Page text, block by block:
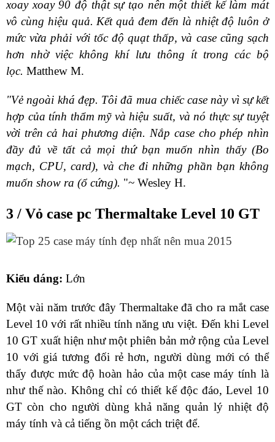
xoay xoay 90 độ thật sự tạo nên một thiết kế làm mát
vô cùng hiệu quả. Kết quả đem đến là nhiệt độ luôn ở
mức vừa phải với tốc độ quạt thấp, và case cũng sạch
hơn nhờ việc không khí lưu thông ít trong các bộ
lọc. Matthew M.
"Vẻ ngoài khá đẹp. Tôi đã mua chiếc case này vì sự kết
hợp của tính thẩm mỹ và hiệu suất, và nó thực sự tuyệt
vời trên cả hai phương diện. Nắp case cho phép nhìn
đầy đủ về tất cả mọi thứ bạn muốn nhìn thấy (Bo
mạch, CPU, card), và che đi những phần bạn không
muốn show ra (ổ cứng). "~ Wesley H.
3 / Vỏ case pc Thermaltake Level 10 GT
Kiểu dáng: Lớn
Một vài năm trước đây Thermaltake đã cho ra mắt case
Level 10 với rất nhiều tính năng ưu việt. Đến khi Level
10 GT xuất hiện như một phiên bản mở rộng của Level
10 với giá tương đối rẻ hơn, người dùng mới có thể
thấy được mức độ hoàn hảo của một case máy tính là
như thế nào. Không chỉ có thiết kế độc đáo, Level 10
GT còn cho người dùng khả năng quản lý nhiệt độ
máy tính và cả tiếng ồn một cách triệt để.